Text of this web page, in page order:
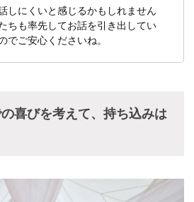
しにくいと感じるかもしれません
ちも率先してお話を引き出してい
でご安心くださいね。
喜びを考えて、持ち込みは